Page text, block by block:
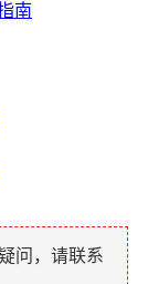
南
问，请联系